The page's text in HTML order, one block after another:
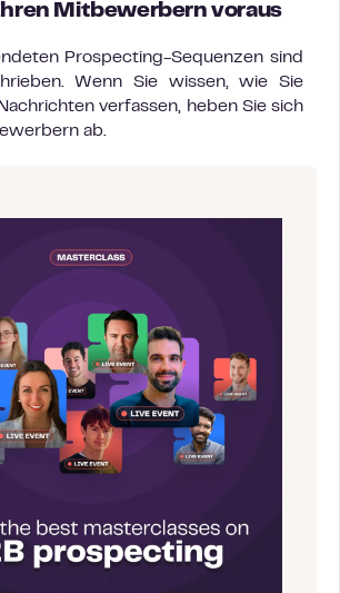
Mitbewerbern voraus
Prospecting-Sequenzen sind
Wenn Sie wissen, wie Sie
verfassen, heben Sie sich
ab.